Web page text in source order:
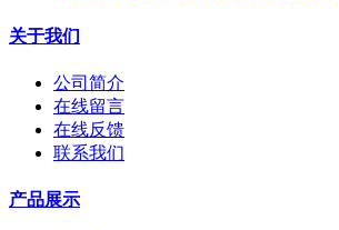
关于我们
公司简介
在线留言
在线反馈
联系我们
产品展示